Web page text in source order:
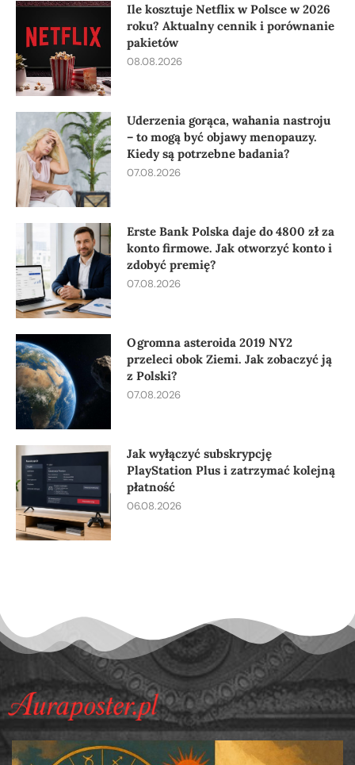
Ile kosztuje Netflix w Polsce w 2026
roku? Aktualny cennik i porównanie
pakietów
08.08.2026
Uderzenia gorąca, wahania nastroju
– to mogą być objawy menopauzy.
Kiedy są potrzebne badania?
07.08.2026
Erste Bank Polska daje do 4800 zł za
konto firmowe. Jak otworzyć konto i
zdobyć premię?
07.08.2026
Ogromna asteroida 2019 NY2
przeleci obok Ziemi. Jak zobaczyć ją
z Polski?
07.08.2026
Jak wyłączyć subskrypcję
PlayStation Plus i zatrzymać kolejną
płatność
06.08.2026